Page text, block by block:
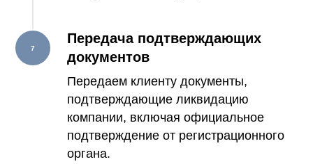
Передача подтверждающих
документов
Передаем клиенту документы,
подтверждающие ликвидацию
компании, включая официальное
подтверждение от регистрационного
органа.